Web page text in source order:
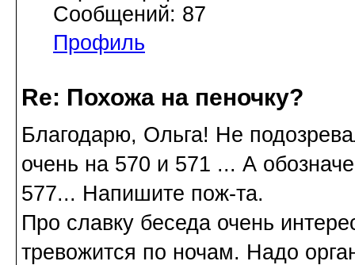
Сообщений: 87
Профиль
Re: Похожа на пеночку?
Благодарю, Ольга! Не
очень на 570 и 571 ... А
577... Напишите пож-та.
Про славку беседа очень
тревожится по ночам. Надо